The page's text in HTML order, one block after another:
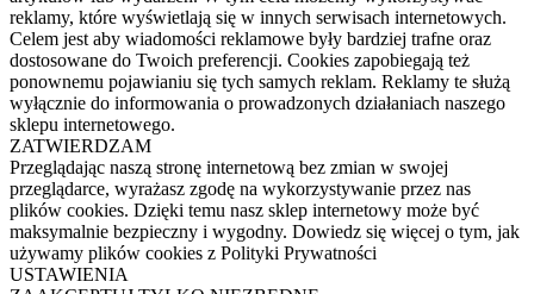
reklamy, które wyświetlają się w innych serwisach internetowych.
Celem jest aby wiadomości reklamowe były bardziej trafne oraz
dostosowane do Twoich preferencji. Cookies zapobiegają też
ponownemu pojawianiu się tych samych reklam. Reklamy te służą
wyłącznie do informowania o prowadzonych działaniach naszego
sklepu internetowego.
ZATWIERDZAM
Przeglądając naszą stronę internetową bez zmian w swojej
przeglądarce, wyrażasz zgodę na wykorzystywanie przez nas
plików cookies. Dzięki temu nasz sklep internetowy może być
maksymalnie bezpieczny i wygodny. Dowiedz się więcej o tym, jak
używamy plików cookies z Polityki Prywatności
USTAWIENIA